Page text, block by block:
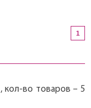
1
кол-во товаров – 5